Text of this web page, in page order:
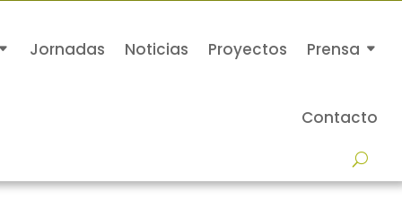
Jornadas Noticias Proyectos Prensa
Contacto